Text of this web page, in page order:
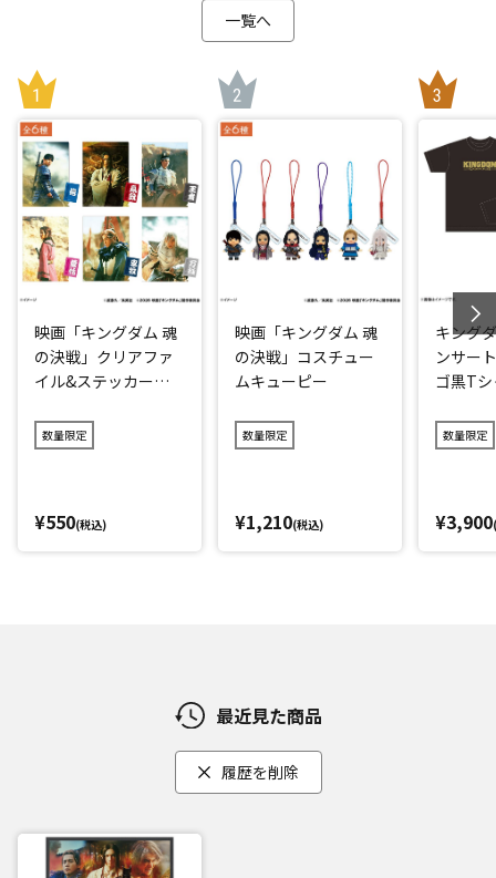
一覧へ
映画「キングダム 魂
の決戦」クリアファ
イル&ステッカーセ
数量限定
¥550(税込)
映画「キングダム 魂
の決戦」コスチュー
ムキューピー
数量限定
¥1,210(税込)
キング
ンサー
ゴ黒T
数量限定
¥3,900
最近見た商品
履歴を削除